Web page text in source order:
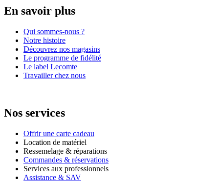
En savoir plus
Qui sommes-nous ?
Notre histoire
Découvrez nos magasins
Le programme de fidélité
Le label Lecomte
Travailler chez nous
Nos services
Offrir une carte cadeau
Location de matériel
Ressemelage & réparations
Commandes & réservations
Services aux professionnels
Assistance & SAV